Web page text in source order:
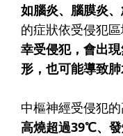
如腦炎、腦膜炎
的症狀依受侵犯
幸受侵犯，會出
形，也可能導致
中樞神經受侵犯
高燒超過39℃、發